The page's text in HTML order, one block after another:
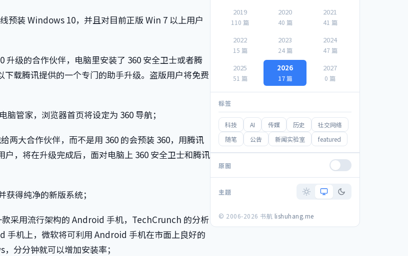
预装 Windows 10，并且对目前正版 Win 7 以上用户
升级的合作伙伴，电脑里安装了 360 安全卫士或者腾
载腾讯提供的一个专门的助手升级。盗版用户将免费
管家，浏览器首页将设定为 360 导航；
两大合作伙伴，而不是用 360 的会预装 360，用腾讯
，将在升级完成后，面对电脑上 360 安全卫士和腾讯
得纯净的新版系统；
采用流行架构的 Android 手机，TechCrunch 的分析
手机上，微软将可利用 Android 手机在市面上良好的
分分钟就可以增加安装率；
2019
110 篇
2020
40 篇
2021
41 篇
2022
15 篇
2023
24 篇
2024
47 篇
2025
51 篇
2026
17 篇
2027
0 篇
标签
科技 AI 传媒 历史
社交网络
随笔
公告 新闻实验室 featured
原图
主题
© 2006-2026 书航 lishuhang.me